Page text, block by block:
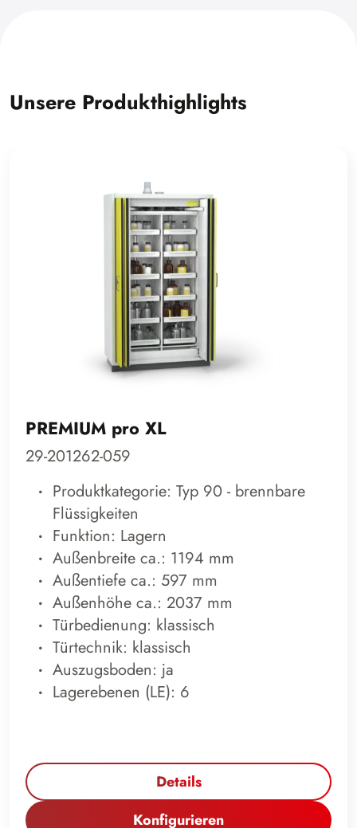
Unsere Produkthighlights
PREMIUM pro XL
29-201262-059
Produktkategorie: Typ 90 - brennbare
Flüssigkeiten
Funktion: Lagern
Außenbreite ca.: 1194 mm
Außentiefe ca.: 597 mm
Außenhöhe ca.: 2037 mm
Türbedienung: klassisch
Türtechnik: klassisch
Auszugsboden: ja
Lagerebenen (LE): 6
Details
Konfigurieren